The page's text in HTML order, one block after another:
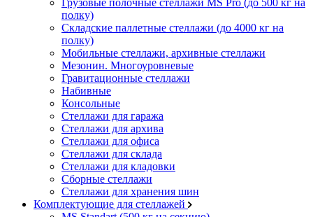
Грузовые полочные стеллажи MS Pro (до 500 кг на
полку)
Складские паллетные стеллажи (до 4000 кг на
полку)
Мобильные стеллажи, архивные стеллажи
Мезонин. Многоуровневые
Гравитационные стеллажи
Набивные
Консольные
Стеллажи для гаража
Стеллажи для архива
Стеллажи для офиса
Стеллажи для склада
Стеллажи для кладовки
Сборные стеллажи
Стеллажи для хранения шин
Комплектующие для стеллажей